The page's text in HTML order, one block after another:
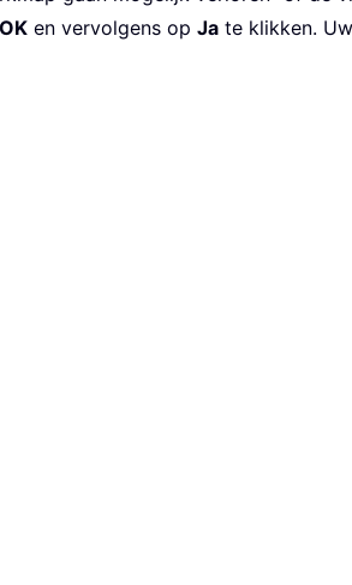
OK en vervolgens op Ja te klikken. Uw